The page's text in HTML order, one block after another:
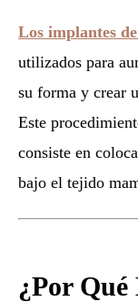
Los implantes de
utilizados para
su forma y crear
Este
consiste en
bajo el tejido
¿Por